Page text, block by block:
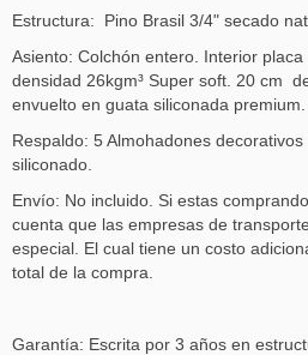
Estructura: Pino Brasil 3/4" secado
Asiento: Colchón entero. Interior
densidad 26kgm³ Super soft. 20 cm
envuelto en guata siliconada premium.
Respaldo: 5 Almohadones
siliconado.
Envío: No incluido. Si estas
cuenta que las empresas de
especial. El cual tiene un costo
total de la compra.
Garantía: Escrita por 3 años en